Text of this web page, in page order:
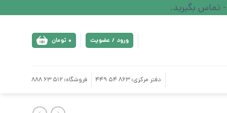
ورود / عضویت 0 تومان
دفتر مرکزی: 863 54 449 فروشگاه: 512 63 888